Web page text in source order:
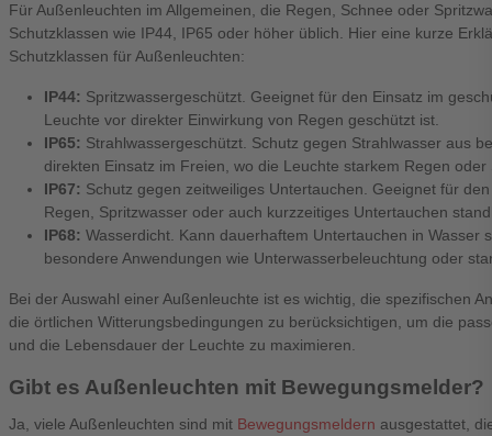
Für Außenleuchten im Allgemeinen, die Regen, Schnee oder
Schutzklassen wie IP44, IP65 oder höher üblich. Hier eine kurze
Schutzklassen für Außenleuchten:
IP44: Spritzwassergeschützt. Geeignet für den Einsatz im
Leuchte vor direkter Einwirkung von Regen geschützt ist.
IP65: Strahlwassergeschützt. Schutz gegen Strahlwasser aus
direkten Einsatz im Freien, wo die Leuchte starkem Regen
IP67: Schutz gegen zeitweiliges Untertauchen. Geeignet für
Regen, Spritzwasser oder auch kurzzeitiges Untertauchen
IP68: Wasserdicht. Kann dauerhaftem Untertauchen in Wasser
besondere Anwendungen wie Unterwasserbeleuchtung oder
Bei der Auswahl einer Außenleuchte ist es wichtig, die spezifischen
die örtlichen Witterungsbedingungen zu berücksichtigen, um die
und die Lebensdauer der Leuchte zu maximieren.
Gibt es Außenleuchten mit Bewegungsmelder?
Ja, viele Außenleuchten sind mit Bewegungsmeldern ausgestattet,